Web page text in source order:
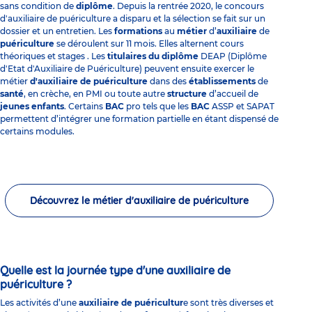
sans condition de diplôme. Depuis la rentrée 2020, le concours
d'auxiliaire de puériculture a disparu et la sélection se fait sur un
dossier et un entretien. Les formations au métier d’auxiliaire de
puériculture se déroulent sur 11 mois. Elles alternent cours
théoriques et stages . Les titulaires du diplôme DEAP (Diplôme
d'Etat d'Auxiliaire de Puériculture) peuvent ensuite exercer le
métier d'auxiliaire de puériculture dans des établissements de
santé, en crèche, en PMI ou toute autre structure d’accueil de
jeunes enfants. Certains BAC pro tels que les BAC ASSP et SAPAT
permettent d’intégrer une formation partielle en étant dispensé de
certains modules.
Découvrez le métier d'auxiliaire de puériculture
Quelle est la journée type d'une auxiliaire de
puériculture ?
Les activités d’une auxiliaire de puériculture sont très diverses et